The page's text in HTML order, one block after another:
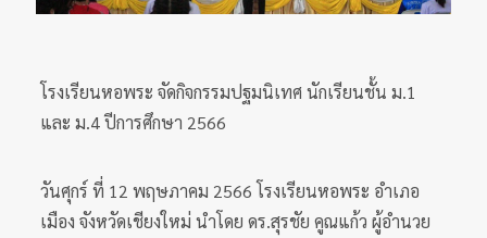
โรงเรียนหอพระ จัดกิจกรรมปฐมนิเทศ นักเรียนชั้น ม.1
และ ม.4 ปีการศึกษา 2566
วันศุกร์ ที่ 12 พฤษภาคม 2566 โรงเรียนหอพระ อำเภอ
เมือง จังหวัดเชียงใหม่ นำโดย ดร.สุรชัย คูณแก้ว ผู้อำนวย